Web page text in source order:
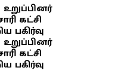
கட்சி
பகிர்வு
கட்சி
பகிர்வு